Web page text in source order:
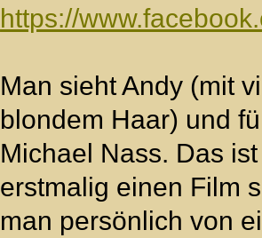
https://
Man sieht Andy (mit
blondem Haar) und
Michael Nass. Das
erstmalig einen Film
man persönlich von